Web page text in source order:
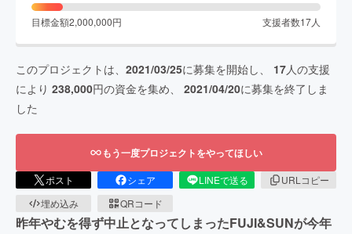
目標金額2,000,000円 支援者数17人
このプロジェクトは、 2021/03/25に募集を開始し、 17人の支援
により 238,000円の資金を集め、 2021/04/20に募集を終了しま
した
もう一度プロジェクトをやってほしい
ポスト シェア LINEで送る
URLコピー
埋め込み
QRコード
昨年やむを得ず中止となってしまったFUJI&SUNが今年